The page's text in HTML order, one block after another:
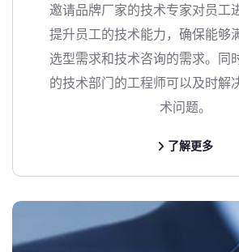
邀请品牌厂家的技术专家对员工
提升员工的技术能力，确保能够
选型需求和技术咨询的需求。同
的技术部门的工程师可以及时解
术问题。
了解更多